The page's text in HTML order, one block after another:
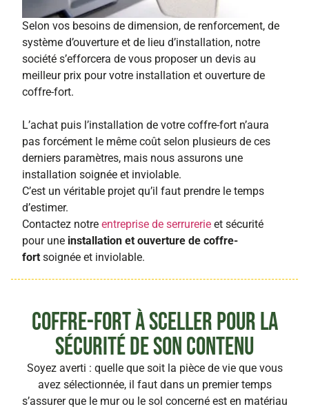
Selon vos besoins de dimension, de renforcement, de
système d’ouverture et de lieu d’installation, notre
société s’efforcera de vous proposer un devis au
meilleur prix pour votre installation et ouverture de
coffre-fort.
L’achat puis l’installation de votre coffre-fort n’aura
pas forcément le même coût selon plusieurs de ces
derniers paramètres, mais nous assurons une
installation soignée et inviolable.
C’est un véritable projet qu’il faut prendre le temps
d’estimer.
Contactez notre entreprise de serrurerie et sécurité
pour une installation et ouverture de coffre-
fort soignée et inviolable.
Coffre-fort à sceller pour la
sécurité de son contenu
Soyez averti : quelle que soit la pièce de vie que vous
avez sélectionnée, il faut dans un premier temps
s’assurer que le mur ou le sol concerné est en matériau